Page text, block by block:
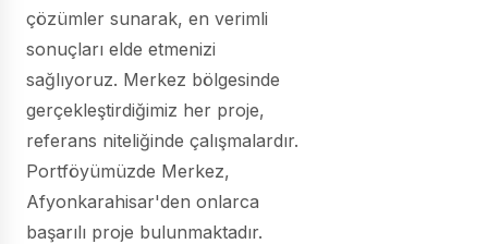
çözümler sunarak, en verimli
sonuçları elde etmenizi
sağlıyoruz. Merkez bölgesinde
gerçekleştirdiğimiz her proje,
referans niteliğinde çalışmalardır.
Portföyümüzde Merkez,
Afyonkarahisar'den onlarca
başarılı proje bulunmaktadır.